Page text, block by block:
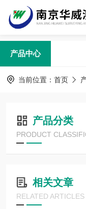
产品中心
当前位置： 首页
产品分类
PRODUCT
相关文章
RELATED ARTICLES